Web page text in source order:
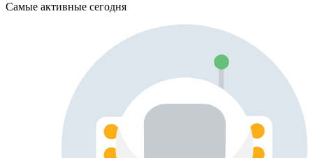
Самые активные сегодня